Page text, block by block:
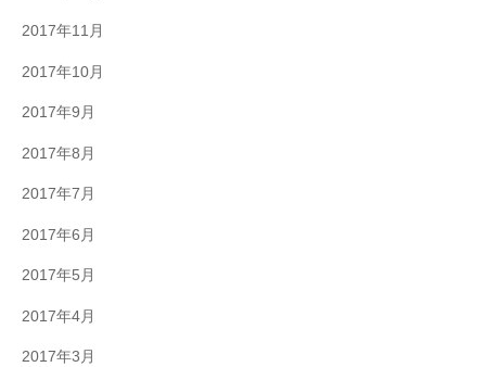
2017年11月
2017年10月
2017年9月
2017年8月
2017年7月
2017年6月
2017年5月
2017年4月
2017年3月